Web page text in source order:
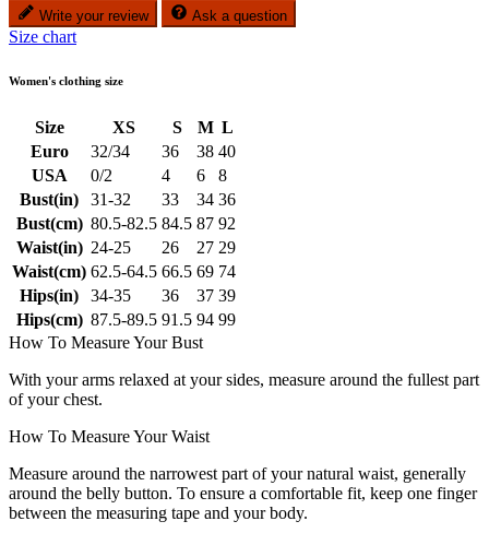
Write your review Ask a question
Size chart
Women's clothing size
Size XS S M L
Euro
32/34 36 38 40
USA
0/2 4 6
8
Bust(in)
31-32 33 34 36
Bust(cm) 80.5-82.5 84.5 87 92
Waist(in) 24-25 26 27 29
Waist(cm) 62.5-64.5 66.5 69 74
Hips(in)
34-35 36 37 39
Hips(cm) 87.5-89.5 91.5 94 99
How To Measure Your Bust
With your arms relaxed at your sides, measure around the fullest part
of your chest.
How To Measure Your Waist
Measure around the narrowest part of your natural waist, generally
around the belly button. To ensure a comfortable fit, keep one finger
between the measuring tape and your body.